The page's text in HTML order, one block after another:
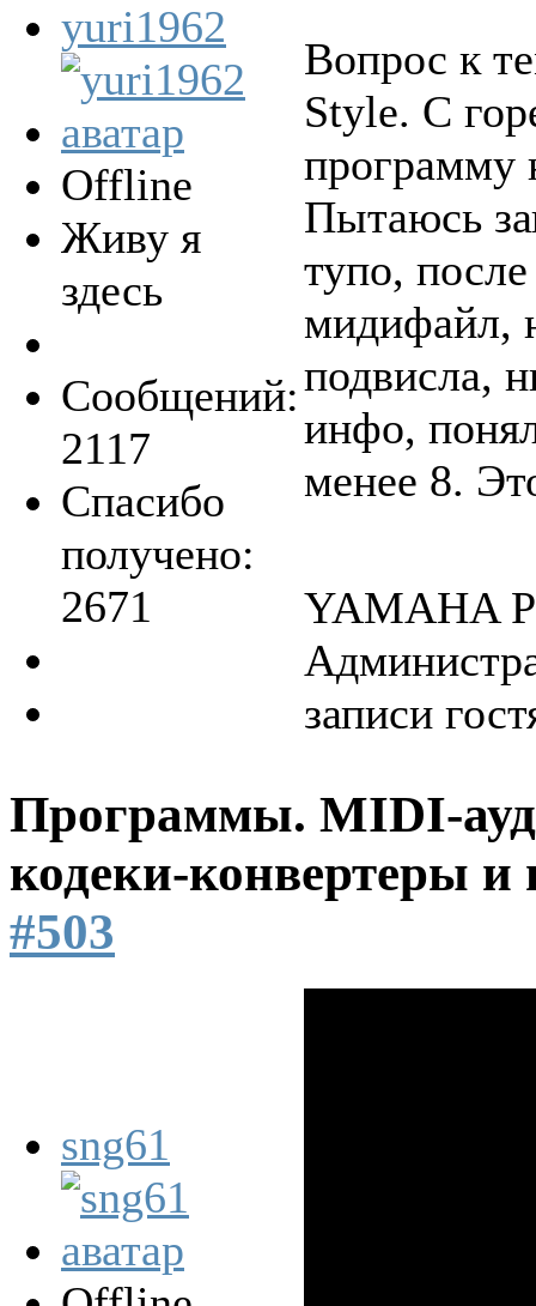
yuri1962
Offline
Живу я
здесь
Сообщений:
2117
Спасибо
получено:
2671
Вопрос к
Style. С
программу
Пытаюсь
тупо,
мидифайл,
подвисла,
инфо,
менее 8.
YAMAHA
записи
Программы. MIDI-
кодеки-конвертеры
#503
sng61